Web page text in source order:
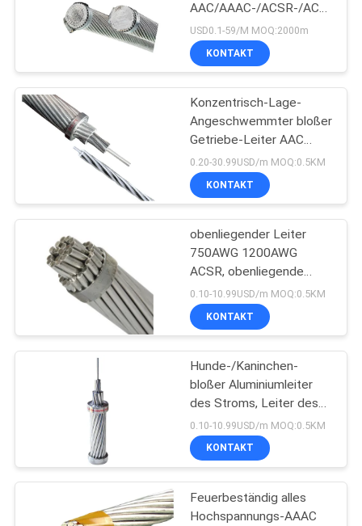
SITEMAP
DATENSCHUTZRICHTLINIE
AAC/AAAC-/ACSR-/ACSS-
Leiter
USD0.1-59/M MOQ:2000m
KONTAKT
Konzentrisch-Lage-
Angeschwemmter bloßer
Getriebe-Leiter AAC
Bluebonnet Eco
freundlich
0.20-30.99USD/m MOQ:0.5KM
KONTAKT
obenliegender Leiter
750AWG 1200AWG
ACSR, obenliegende
Linie Leiter
0.10-10.99USD/m MOQ:0.5KM
KONTAKT
Hunde-/Kaninchen-
bloßer Aluminiumleiter
des Stroms, Leiter des
Getriebe-132KV
0.10-10.99USD/m MOQ:0.5KM
KONTAKT
Feuerbeständig alles
Hochspannungs-AAAC